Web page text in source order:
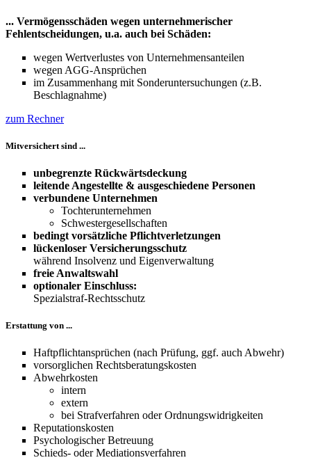
... Vermögensschäden wegen unternehmerischer
Fehlentscheidungen, u.a. auch bei Schäden:
wegen Wertverlustes von Unternehmensanteilen
wegen AGG-Ansprüchen
im Zusammenhang mit Sonderuntersuchungen (z.B.
Beschlagnahme)
zum Rechner
Mitversichert sind ...
unbegrenzte Rückwärtsdeckung
leitende Angestellte & ausgeschiedene Personen
verbundene Unternehmen
Tochterunternehmen
Schwestergesellschaften
bedingt vorsätzliche Pflichtverletzungen
lückenloser Versicherungsschutz
während Insolvenz und Eigenverwaltung
freie Anwaltswahl
optionaler Einschluss:
Spezialstraf-Rechtsschutz
Erstattung von ...
Haftpflichtansprüchen (nach Prüfung, ggf. auch Abwehr)
vorsorglichen Rechtsberatungskosten
Abwehrkosten
intern
extern
bei Strafverfahren oder Ordnungswidrigkeiten
Reputationskosten
Psychologischer Betreuung
Schieds- oder Mediationsverfahren